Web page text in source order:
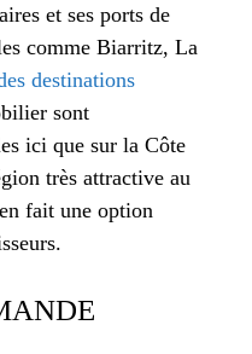
et ses ports de
comme Biarritz, La
destinations
sont
ici que sur la Côte
très attractive au
fait une option